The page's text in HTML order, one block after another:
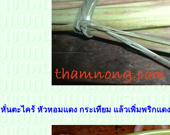
หั่นตะไคร้ หัวหอมแดง กระเทียม แล้วเพิ่มพริกแ